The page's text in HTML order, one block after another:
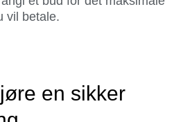
vil betale.
en sikker